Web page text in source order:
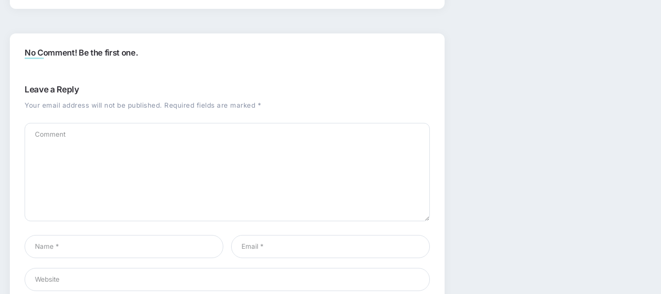
No Comment! Be the first one.
Leave a Reply
Your email address will not be published. Required fields are marked *